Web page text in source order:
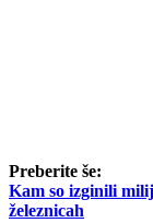
Preberite še:
Kam so izginili
železnicah